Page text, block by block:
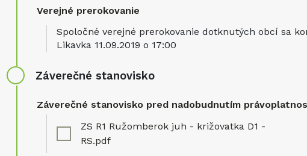
Verejné prerokovanie
Spoločné verejné prerokovanie dotknutých obcí sa
Likavka 11.09.2019 o 17:00
Záverečné stanovisko
Záverečné stanovisko pred nadobudnutím
ZS R1 Ružomberok juh - križovatka D1 -
RS.pdf